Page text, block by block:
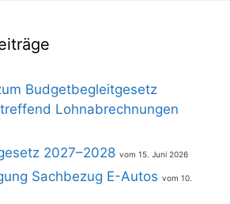
Budgetbegleitgesetz
Lohnabrechnungen
2027–2028 15. Juni 2026
Sachbezug E-Autos 10.